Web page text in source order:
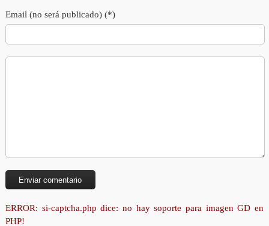
Email (no será publicado) (*)
ERROR: si-captcha.php dice: no hay soporte para imagen GD en
PHP!